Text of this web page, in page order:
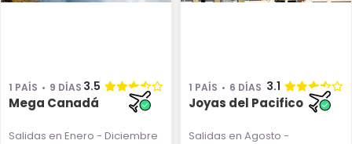
1 PAÍS 9 DÍAS 3.5
Mega Canadá
Salidas en Enero - Diciembre
1 PAÍS 6 DÍAS 3.1
Joyas del Pacifico
Salidas en Agosto -